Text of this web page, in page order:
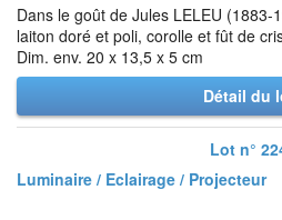
Dans le goût de Jules LELEU (1883-
laiton doré et poli, corolle et fût de
Dim. env. 20 x 13,5 x 5 cm
Détail du
Lot n°
Luminaire / Eclairage / Projecteur